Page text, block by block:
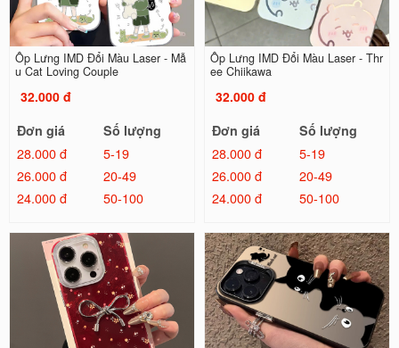
Ốp Lưng IMD Đổi Màu Laser - Mẫ
u Cat Loving Couple
32.000 đ
Đơn giá
Số lượng
28.000 đ
5-19
26.000 đ
20-49
24.000 đ
50-100
Ốp Lưng IMD Đổi Màu Laser - Thr
ee Chiikawa
32.000 đ
Đơn giá
Số lượng
28.000 đ
5-19
26.000 đ
20-49
24.000 đ
50-100